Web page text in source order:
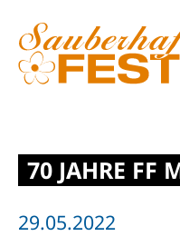
Zum Hauptinhalt
70 JAHRE FF
29.05.2022